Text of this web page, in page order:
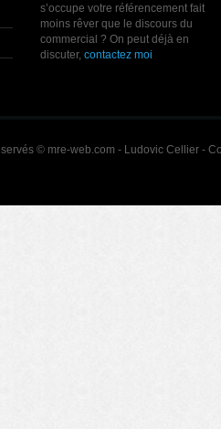
s’occupe votre référencement fait
moins rêver que le discours du
commercial ? On peut déjà en
discuter, contactez moi
© mre-web.com - Ludovic Cellier -